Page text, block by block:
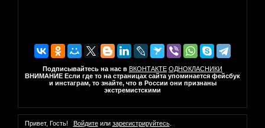
Подписывайтесь на нас в ВКОНТАКТЕ ОДНОКЛАСНИКИ
ВНИМАНИЕ Если где то на страницах сайта упоминается фейсбук
и инстаграм, то знайте, что в России они признаны
экстремистскими
Привет, Гость! Войдитеили зарегистрируйтесь.